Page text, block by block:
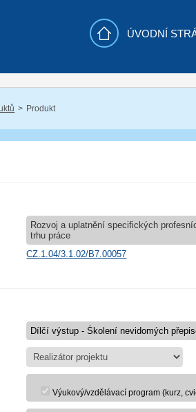
ÚVODNÍ
Produkt
Rozvoj a uplatnění specifických
trhu práce
CZ.1.04/3.1.02/B7.00057
Výukový/vzdělávací program (kurz,